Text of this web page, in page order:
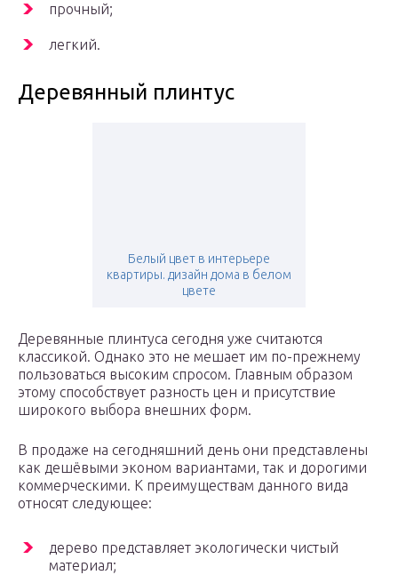
прочный;
легкий.
Деревянный плинтус
Белый цвет в интерьере
квартиры. дизайн дома в белом
цвете
Деревянные плинтуса сегодня уже считаются
классикой. Однако это не мешает им по-прежнему
пользоваться высоким спросом. Главным образом
этому способствует разность цен и присутствие
широкого выбора внешних форм.
В продаже на сегодняшний день они представлены
как дешёвыми эконом вариантами, так и дорогими
коммерческими. К преимуществам данного вида
относят следующее:
дерево представляет экологически чистый
материал;